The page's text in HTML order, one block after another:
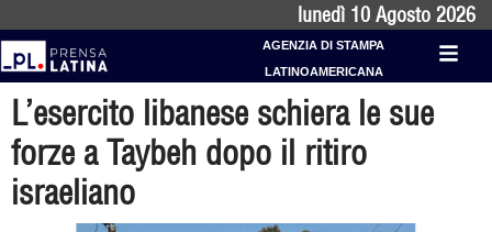
lunedì 10 Agosto 2026
AGENZIA DI STAMPA
LATINOAMERICANA
L’esercito libanese schiera le sue
forze a Taybeh dopo il ritiro
israeliano